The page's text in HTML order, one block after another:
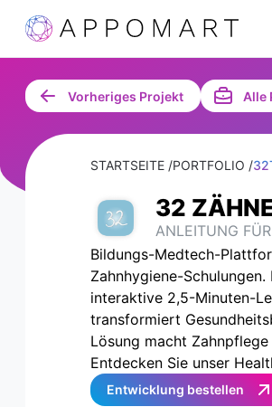
Vorheriges Projekt Alle
STARTSEITE /PORTFOLIO /
32
ANLEITUNG
Bildungs-Medtech-
Zahnhygiene-
interaktive 2,5-Minuten-
transformiert
Lösung macht
Entdecken Sie unser
Entwicklung bestellen